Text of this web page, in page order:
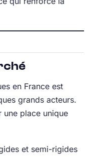
en France est
grands acteurs.
une place unique
et semi-rigides